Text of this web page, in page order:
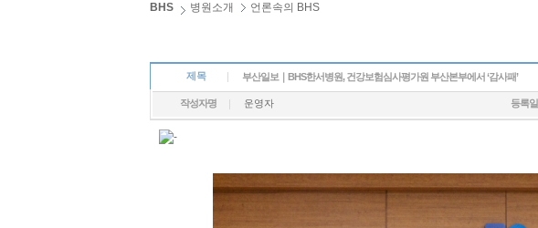
BHS 병원소개 언론속의 BHS
제목 부산일보｜BHS한서병원, 건강보험심사평가원 부산본부에서 ‘감사패’
작성자명 운영자 등록일